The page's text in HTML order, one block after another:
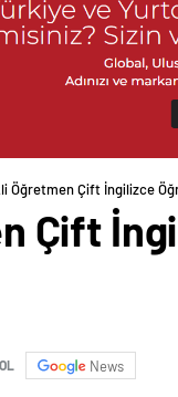
Öğretmen Çift İngilizce
Çift
News